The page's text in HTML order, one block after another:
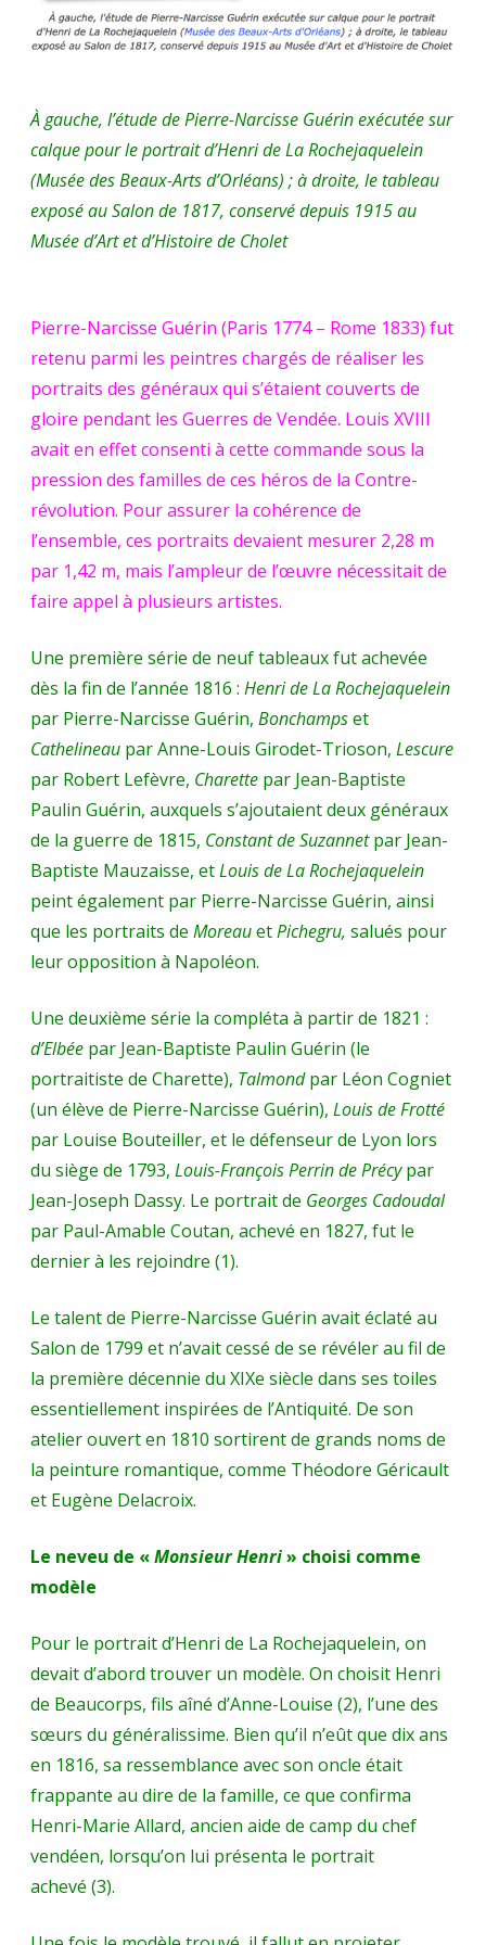
À gauche, l’étude de Pierre-Narcisse Guérin exécutée sur
calque pour le portrait d’Henri de La Rochejaquelein
(Musée des Beaux-Arts d’Orléans) ; à droite, le tableau
exposé au Salon de 1817, conservé depuis 1915 au
Musée d’Art et d’Histoire de Cholet
Pierre-Narcisse Guérin (Paris 1774 – Rome 1833) fut
retenu parmi les peintres chargés de réaliser les
portraits des généraux qui s’étaient couverts de
gloire pendant les Guerres de Vendée. Louis XVIII
avait en effet consenti à cette commande sous la
pression des familles de ces héros de la Contre-
révolution. Pour assurer la cohérence de
l’ensemble, ces portraits devaient mesurer 2,28 m
par 1,42 m, mais l’ampleur de l’œuvre nécessitait de
faire appel à plusieurs artistes.
Une première série de neuf tableaux fut achevée
dès la fin de l’année 1816 : Henri de La Rochejaquelein
par Pierre-Narcisse Guérin, Bonchampset
Cathelineau par Anne-Louis Girodet-Trioson, Lescure
par Robert Lefèvre, Charette par Jean-Baptiste
Paulin Guérin, auxquels s’ajoutaient deux généraux
de la guerre de 1815, Constant de Suzannetpar Jean-
Baptiste Mauzaisse, etLouis de La Rochejaquelein
peint également par Pierre-Narcisse Guérin, ainsi
que les portraits de MoreauetPichegru, salués pour
leur opposition à Napoléon.
Une deuxième série la compléta à partir de 1821 :
d’Elbée par Jean-Baptiste Paulin Guérin (le
portraitiste de Charette), Talmondpar Léon Cogniet
(un élève de Pierre-Narcisse Guérin), Louis de Frotté
par Louise Bouteiller, et le défenseur de Lyon lors
du siège de 1793, Louis-François Perrin de Précypar
Jean-Joseph Dassy. Le portrait de Georges Cadoudal
par Paul-Amable Coutan, achevé en 1827, fut le
dernier à les rejoindre (1).
Le talent de Pierre-Narcisse Guérin avait éclaté au
Salon de 1799 et n’avait cessé de se révéler au fil de
la première décennie du XIXe siècle dans ses toiles
essentiellement inspirées de l’Antiquité. De son
atelier ouvert en 1810 sortirent de grands noms de
la peinture romantique, comme Théodore Géricault
et Eugène Delacroix.
Le neveu de «Monsieur Henri» choisi comme
modèle
Pour le portrait d’Henri de La Rochejaquelein, on
devait d’abord trouver un modèle. On choisit Henri
de Beaucorps, fils aîné d’Anne-Louise (2), l’une des
sœurs du généralissime. Bien qu’il n’eût que dix ans
en 1816, sa ressemblance avec son oncle était
frappante au dire de la famille, ce que confirma
Henri-Marie Allard, ancien aide de camp du chef
vendéen, lorsqu’on lui présenta le portrait
achevé (3).